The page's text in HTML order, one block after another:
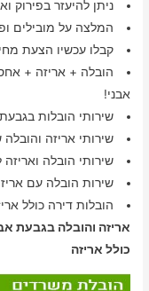
ניתן להיעזר בפירוק
המלצה על מובילים
קבלו עכשיו הצעת
הובלה + אריזה +
אבני!
שירותי הובלות
שירותי אריזה
שירותי הובלה
שירות הובלה עם
הובלות דירה כולל
אריזה והובלה בגבעת
כולל אריזה